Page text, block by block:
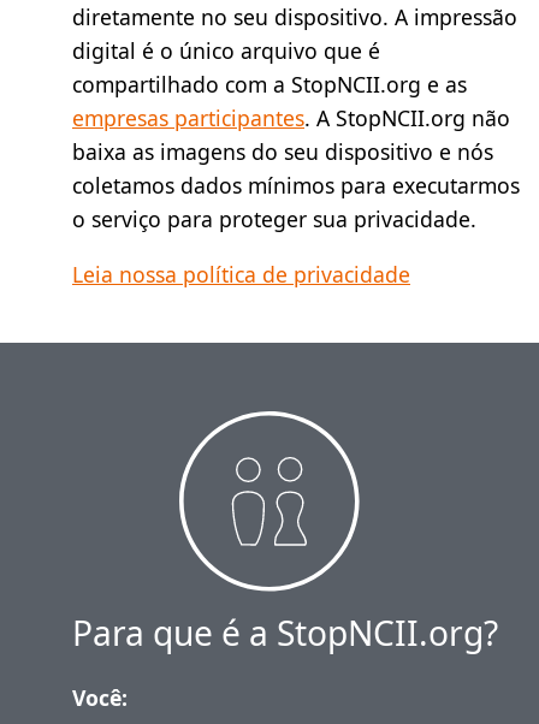
diretamente no seu dispositivo. A impressão
digital é o único arquivo que é
compartilhado com a StopNCII.org e as
empresas participantes. A StopNCII.org não
baixa as imagens do seu dispositivo e nós
coletamos dados mínimos para executarmos
o serviço para proteger sua privacidade.
Leia nossa política de privacidade
Para que é a StopNCII.org?
Você: